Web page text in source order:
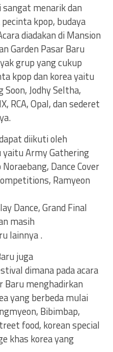
menarik dan
kpop, budaya
diadakan di Mansion
Garden Pasar Baru
grup yang cukup
kpop dan korea yaitu
Jodhy Seltha,
RCA, Opal, dan sederet
diikuti oleh
Army Gathering
Dance Cover
Ramyeon
Dance, Grand Final
masih
lainnya .
juga
dimana pada acara
Baru menghadirkan
yang berbeda mulai
Bibimbap,
food, korean special
khas korea yang